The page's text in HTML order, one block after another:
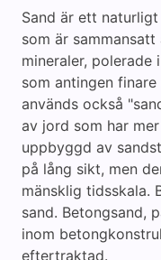
Sand är ett
som är
mineraler, polerade
som antingen
används också
av jord som har
uppbyggd av
på lång sikt, men
mänsklig tidsskala.
sand. Betongsand,
inom
eftertraktad.